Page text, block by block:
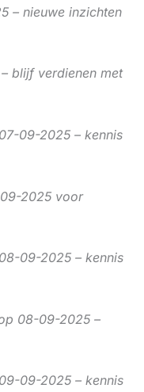
– nieuwe inzichten
blijf verdienen met
09-2025 – kennis
2025 voor
09-2025 – kennis
08-09-2025 –
09-2025 – kennis